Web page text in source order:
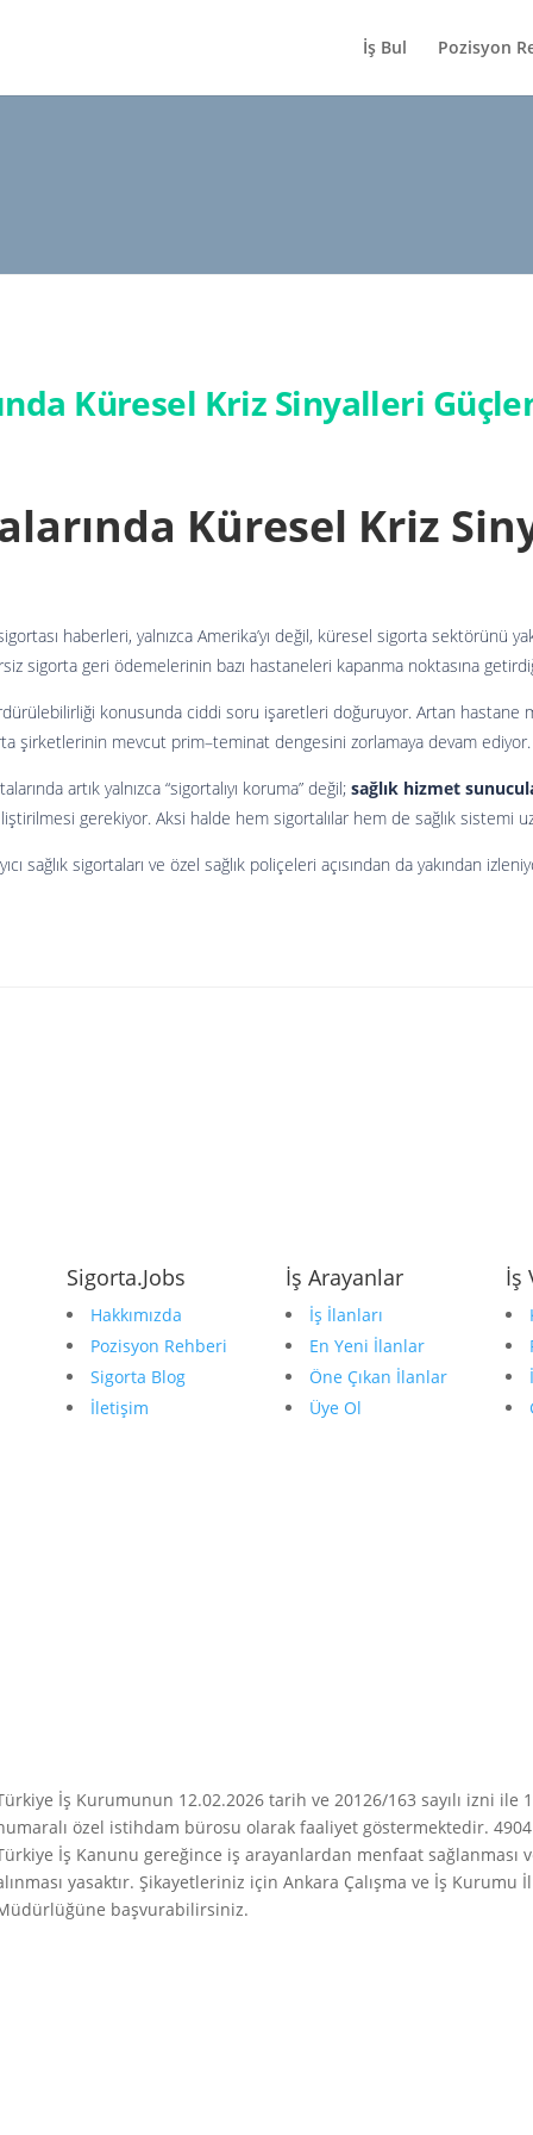
İş Bul Pozisyon
Küresel Kriz Sinyalleri
Küresel Kriz
haberleri, yalnızca Amerika’yı değil, küresel sigorta sektörünü
sigorta geri ödemelerinin bazı hastaneleri kapanma noktasına
konusunda ciddi soru işaretleri doğuruyor. Artan
şirketlerinin mevcut prim–teminat dengesini zorlamaya devam ediyor.
artık yalnızca “sigortalıyı koruma” değil;sağlık hizmet
gerekiyor. Aksi halde hem sigortalılar hem de sağlık sistemi
sağlık sigortaları ve özel sağlık poliçeleri açısından da yakından
Sigorta.Jobs
Hakkımızda
Pozisyon Rehberi
Sigorta Blog
İletişim
İş Arayanlar
İş İlanları
En Yeni İlanlar
Öne Çıkan İlanlar
Üye Ol
İş
İş Kurumunun 12.02.2026 tarih ve 20126/163 sayılı izni ile
özel istihdam bürosu olarak faaliyet göstermektedir. 4904
İş Kanunu gereğince iş arayanlardan menfaat sağlanması
yasaktır. Şikayetleriniz için Ankara Çalışma ve İş Kurumu İl
başvurabilirsiniz.